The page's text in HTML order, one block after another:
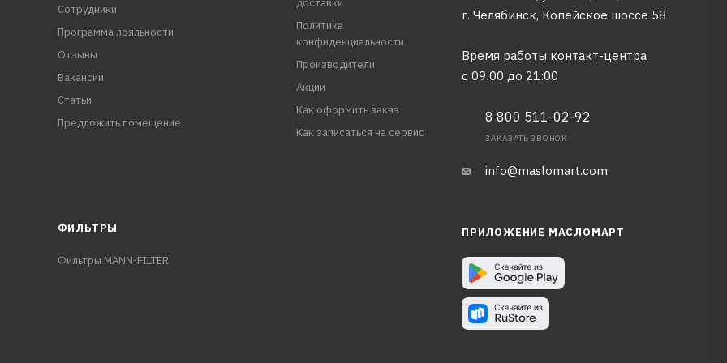
Сотрудники
Программа лояльности
Отзывы
Вакансии
Статьи
Предложить помещение
доставки
Политика
конфиденциальности
Производители
Акции
Как оформить заказ
Как записаться на сервис
г. Челябинск, Копейское шоссе 58
Время работы контакт-центра
с 09:00 до 21:00
8 800 511-02-92
ЗАКАЗАТЬ ЗВОНОК
info@maslomart.com
ФИЛЬТРЫ
Фильтры MANN-FILTER
ПРИЛОЖЕНИЕ МАСЛОМАРТ